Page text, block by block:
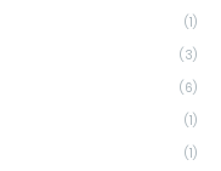
(1)
(3)
(6)
(1)
(1)